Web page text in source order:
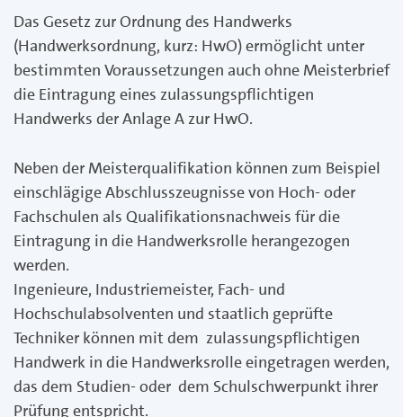
Das Gesetz zur Ordnung des Handwerks
(Handwerksordnung, kurz: HwO) ermöglicht unter
bestimmten Voraussetzungen auch ohne Meisterbrief
die Eintragung eines zulassungspflichtigen
Handwerks der Anlage A zur HwO.
Neben der Meisterqualifikation können zum Beispiel
einschlägige Abschlusszeugnisse von Hoch- oder
Fachschulen als Qualifikationsnachweis für die
Eintragung in die Handwerksrolle herangezogen
werden.
Ingenieure, Industriemeister, Fach- und
Hochschulabsolventen und staatlich geprüfte
Techniker können mit dem zulassungspflichtigen
Handwerk in die Handwerksrolle eingetragen werden,
das dem Studien- oder dem Schulschwerpunkt ihrer
Prüfung entspricht.